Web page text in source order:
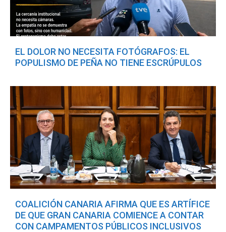
EL DOLOR NO NECESITA FOTÓGRAFOS: EL
POPULISMO DE PEÑA NO TIENE ESCRÚPULOS
COALICIÓN CANARIA AFIRMA QUE ES ARTÍFICE
DE QUE GRAN CANARIA COMIENCE A CONTAR
CON CAMPAMENTOS PÚBLICOS INCLUSIVOS